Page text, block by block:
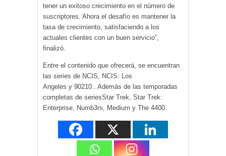
tener un exitoso crecimiento en el número de
suscriptores. Ahora el desafío es mantener la
tasa de crecimiento, satisfaciendo a los
actuales clientes con un buen servicio”,
finalizó.
Entre el contenido que ofrecerá, se encuentran
las series de NCIS, NCIS: Los
Angeles y 90210.. Además de las temporadas
completas de seriesStar Trek, Star Trek:
Enterprise, Numb3rs, Medium y The 4400.